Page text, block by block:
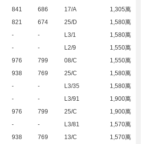
841 686 17/A
1,305萬
821 674 25/D
1,580萬
- - L3/1
1,580萬
- - L2/9
1,550萬
976 799 08/C
1,550萬
938 769 25/C
1,580萬
- - L3/35
1,580萬
- - L3/91
1,900萬
976 799 25/C
1,900萬
- - L3/81
1,570萬
938 769 13/C
1,570萬